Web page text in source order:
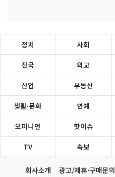
정치 사회
전국 외교
산업 부동산
생활·문화 연예
오피니언 핫이슈
TV 속보
회사소개 광고/제휴·구매문의